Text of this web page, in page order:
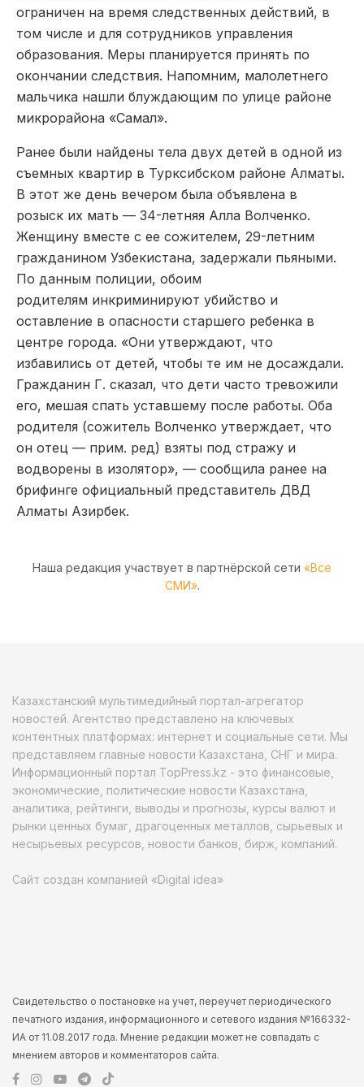
ограничен на время следственных действий, в
том числе и для сотрудников управления
образования. Меры планируется принять по
окончании следствия. Напомним, малолетнего
мальчика нашли блуждающим по улице районе
микрорайона «Самал».
Ранее были найдены тела двух детей в одной из
съемных квартир в Турксибском районе Алматы.
В этот же день вечером была объявлена в
розыск их мать — 34-летняя Алла Волченко.
Женщину вместе с ее сожителем, 29-летним
гражданином Узбекистана, задержали пьяными.
По данным полиции, обоим
родителям инкриминируют убийство и
оставление в опасности старшего ребенка в
центре города. «Они утверждают, что
избавились от детей, чтобы те им не досаждали.
Гражданин Г. сказал, что дети часто тревожили
его, мешая спать уставшему после работы. Оба
родителя (сожитель Волченко утверждает, что
он отец — прим. ред) взяты под стражу и
водворены в изолятор», — сообщила ранее на
брифинге официальный представитель ДВД
Алматы Азирбек.
Наша редакция участвует в партнёрской сети «Все
СМИ».
Казахстанский мультимедийный портал-агрегатор
новостей. Агентство представлено на ключевых
контентных платформах: интернет и социальные сети. Мы
представляем главные новости Казахстана, СНГ и мира.
Информационный портал TopPress.kz - это финансовые,
экономические, политические новости Казахстана,
аналитика, рейтинги, выводы и прогнозы, курсы валют и
рынки ценных бумаг, драгоценных металлов, сырьевых и
несырьевых ресурсов, новости банков, бирж, компаний.
Сайт создан компанией «Digital idea»
Свидетельство о постановке на учет, переучет периодического
печатного издания, информационного и сетевого издания №166332-
ИА от 11.08.2017 года. Мнение редакции может не совпадать с
мнением авторов и комментаторов сайта.